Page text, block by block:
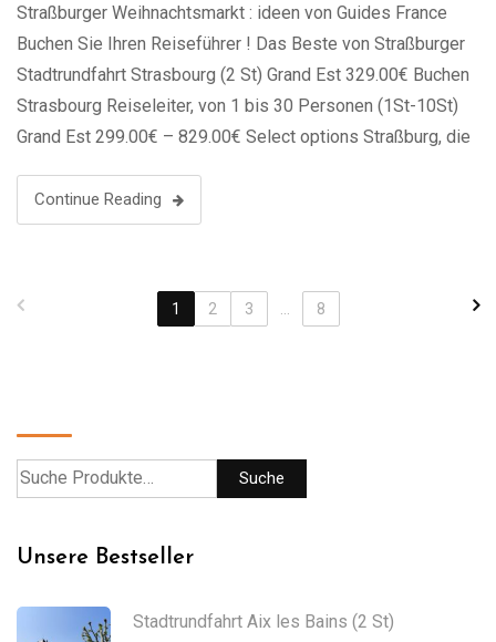
Straßburger Weihnachtsmarkt : ideen von Guides France
Buchen Sie Ihren Reiseführer ! Das Beste von Straßburger
Stadtrundfahrt Strasbourg (2 St) Grand Est 329.00€ Buchen
Strasbourg Reiseleiter, von 1 bis 30 Personen (1St-10St)
Grand Est 299.00€ – 829.00€ Select options Straßburg, die
Grenze zu Deutschland und …
Continue Reading
1 2 3 8
Suche
Unsere Bestseller
Stadtrundfahrt Aix les Bains (2 St)